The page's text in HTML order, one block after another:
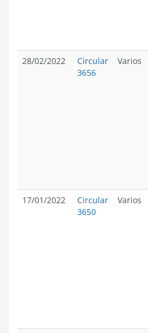
28/02/2022
Circular
3656
Varios
17/01/2022
Circular
3650
Varios